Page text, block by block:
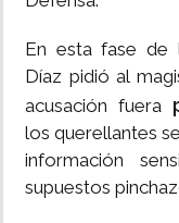
En esta fase de
Díaz pidió al
acusación fuera
los querellantes
información
supuestos